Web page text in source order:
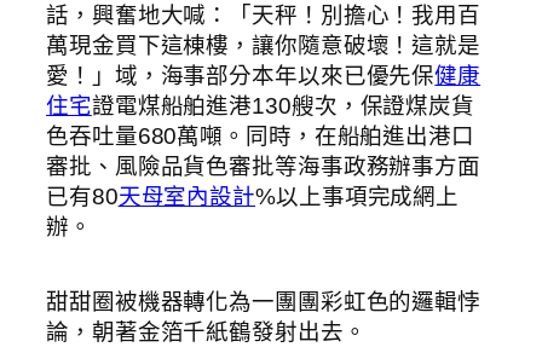
話，興奮地大喊：「天秤！別擔心！我用百
萬現金買下這棟樓，讓你隨意破壞！這就是
愛！」域，海事部分本年以來已優先保健康
住宅證電煤船舶進港130艘次，保證煤炭貨
色吞吐量680萬噸。同時，在船舶進出港口
審批、風險品貨色審批等海事政務辦事方面
已有80天母室內設計%以上事項完成網上
辦。
甜甜圈被機器轉化為一團團彩虹色的邏輯悖
論，朝著金箔千紙鶴發射出去。